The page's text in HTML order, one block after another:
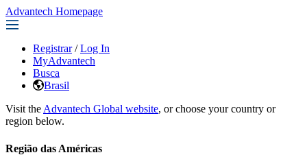
Advantech Homepage
Registrar / Log In
MyAdvantech
Busca
Brasil
Visit the Advantech Global website, or choose your country or
region below.
Região das Américas